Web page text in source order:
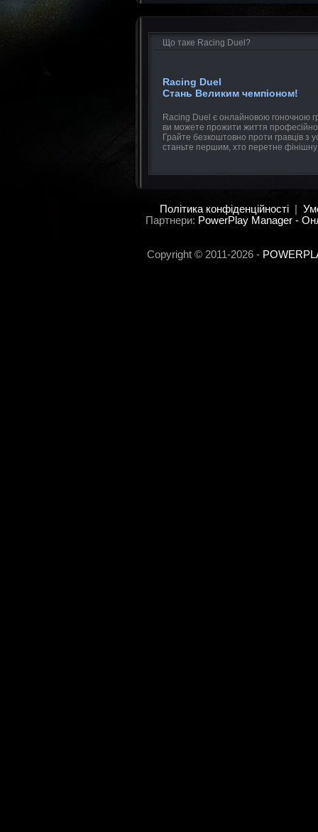
Що таке Racing Duel?
Racing Duel
Стань Великим чемпіоном!
Racing Duel є онлайновою гоночною
ви можете прожити життя
Грайте безкоштовно проти гравців з
станьте першим, хто перетне фінішну
Політика конфіденційності|
Партнери: PowerPlay Manager -
Copyright © 2011-2026 -